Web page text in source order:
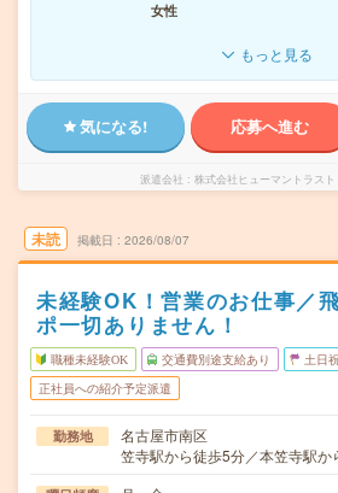
女性
もっと見る
気になる! 応募へ進む
派遣会社 株式会社ヒューマントラス
未読 掲載日 2026/08/07
未経験OK！営業のお仕事／
ポ一切ありません！
職種未経験OK 交通費別途支給あり 土日
正社員への紹介予定派遣
勤務地
名古屋市南区
笠寺駅から徒歩5分／本笠寺駅か